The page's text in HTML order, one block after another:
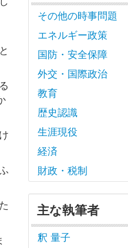
その他の時事問題
エネルギー政策
国防・安全保障
外交・国際政治
教育
歴史認識
生涯現役
経済
財政・税制
主な執筆者
釈 量子